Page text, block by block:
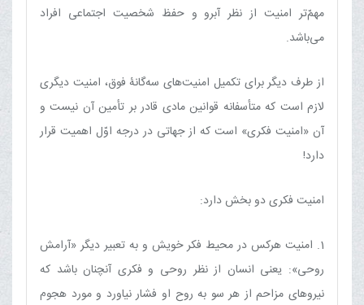
مهمّ‌تر امنیت از نظر آبرو و حفظ شخصیت اجتماعی افراد
می‌باشد.
از طرف دیگر برای تکمیل امنیت‌های سه‌گانۀ فوق، امنیت دیگری
لازم است که متأسفانه قوانین مادی قادر بر تأمین آن نیست و
آن «امنیت فکری» است که از جهاتی در درجه اوّل اهمیت قرار
دارد!
امنیت فکری دو بخش دارد:
1. امنیت هرکس در محیط فکر خویش‏ و به تعبیر دیگر «آرامش
روحی»: یعنی انسان از نظر روحی و فکری آنچنان باشد که
نیروهای مزاحم از هر سو به روح او فشار نیاورد و مورد هجوم